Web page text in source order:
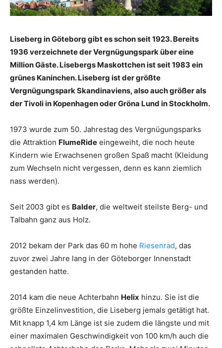
Liseberg in Göteborg gibt es schon seit 1923. Bereits
1936 verzeichnete der Vergnügungspark über eine
Million Gäste. Lisebergs Maskottchen ist seit 1983 ein
grünes Kaninchen. Liseberg ist der größte
Vergnügungspark Skandinaviens, also auch größer als
der Tivoli in Kopenhagen oder Gröna Lund in Stockholm.
1973 wurde zum 50. Jahrestag des Vergnügungsparks
die Attraktion FlumeRide eingeweiht, die noch heute
Kindern wie Erwachsenen großen Spaß macht (Kleidung
zum Wechseln nicht vergessen, denn es kann ziemlich
nass werden).
Seit 2003 gibt es Balder, die weltweit steilste Berg- und
Talbahn ganz aus Holz.
2012 bekam der Park das 60 m hohe Riesenrad, das
zuvor zwei Jahre lang in der Göteborger Innenstadt
gestanden hatte.
2014 kam die neue Achterbahn Helix hinzu. Sie ist die
größte Einzelinvestition, die Liseberg jemals getätigt hat.
Mit knapp 1,4 km Länge ist sie zudem die längste und mit
einer maximalen Geschwindigkeit von 100 km/h auch die